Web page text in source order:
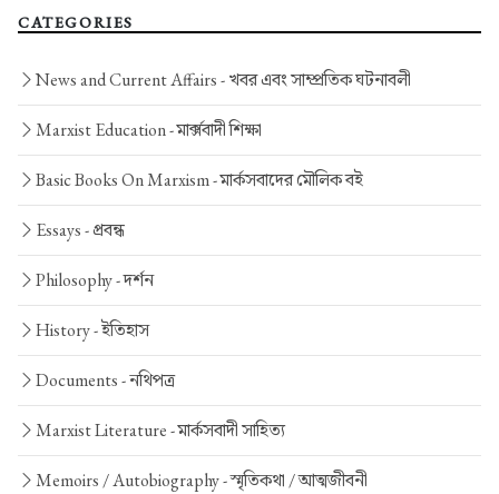
CATEGORIES
News and Current Affairs -খবর এবং সাম্প্রতিক ঘটনাবলী
Marxist Education -মার্ক্সবাদী শিক্ষা
Basic Books On Marxism -মার্কসবাদের মৌলিক বই
Essays -প্রবন্ধ
Philosophy -দর্শন
History -ইতিহাস
Documents -নথিপত্র
Marxist Literature -মার্কসবাদী সাহিত্য
Memoirs / Autobiography -স্মৃতিকথা / আত্মজীবনী